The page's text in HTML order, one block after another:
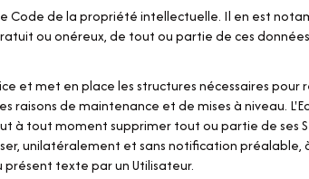
de la propriété intellectuelle. Il en est
ou onéreux, de tout ou partie de ces
met en place les structures nécessaires pour
raisons de maintenance et de mises à niveau.
à tout moment supprimer tout ou partie de ses
unilatéralement et sans notification
texte par un Utilisateur.